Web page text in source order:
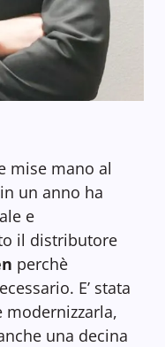
mise mano al
un anno ha
e
il distributore
perchè
E’ stata
modernizzarla,
una decina